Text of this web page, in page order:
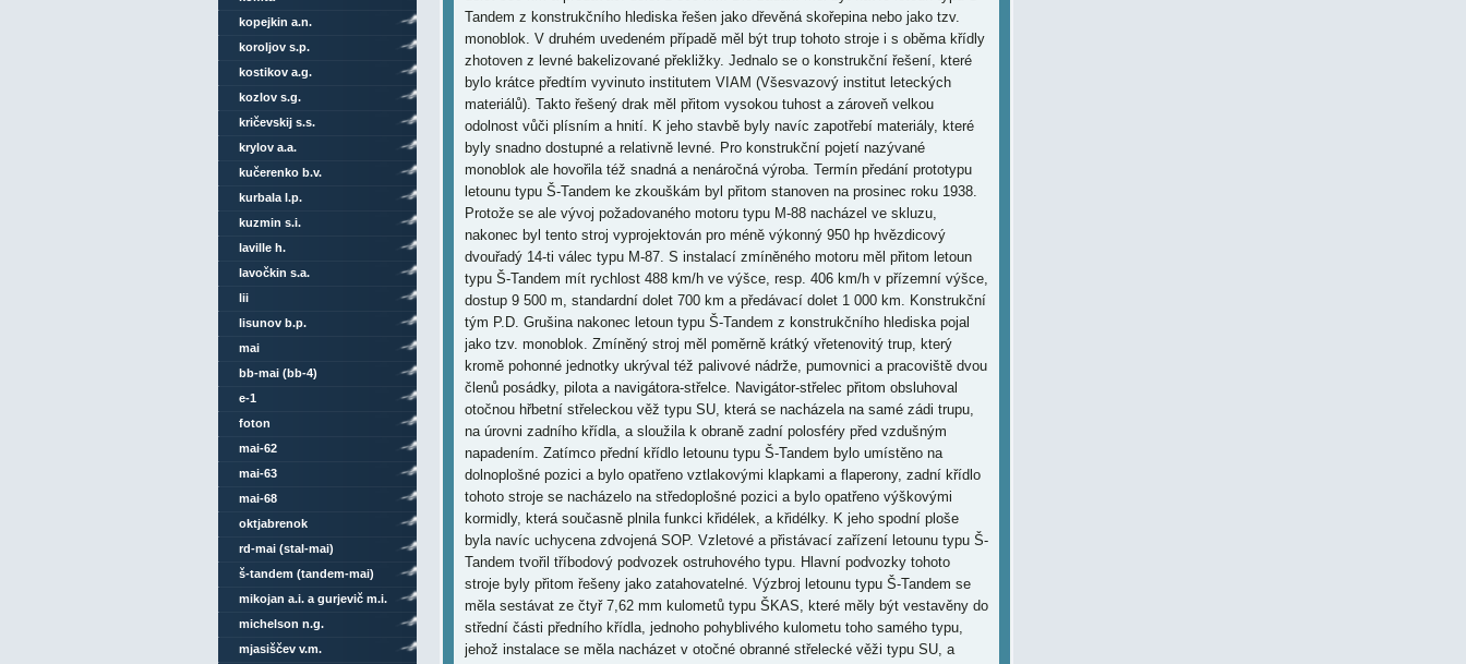
kopejkin a.n.
koroljov s.p.
kostikov a.g.
kozlov s.g.
kričevskij s.s.
krylov a.a.
kučerenko b.v.
kurbala l.p.
kuzmin s.i.
laville h.
lavočkin s.a.
lii
lisunov b.p.
mai
bb-mai (bb-4)
e-1
foton
mai-62
mai-63
mai-68
oktjabrenok
rd-mai (stal-mai)
š-tandem (tandem-mai)
mikojan a.i. a gurjevič m.i.
michelson n.g.
mjasiščev v.m.